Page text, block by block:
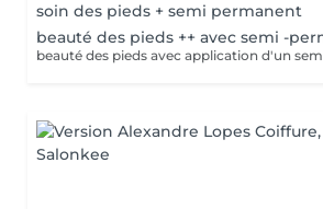
soin des pieds + semi permanent
beauté des pieds ++ avec semi -